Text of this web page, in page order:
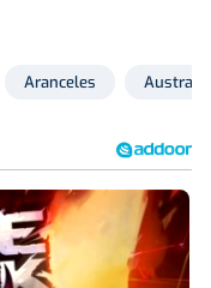
Aranceles Australia